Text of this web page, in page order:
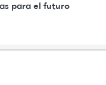
para el futuro